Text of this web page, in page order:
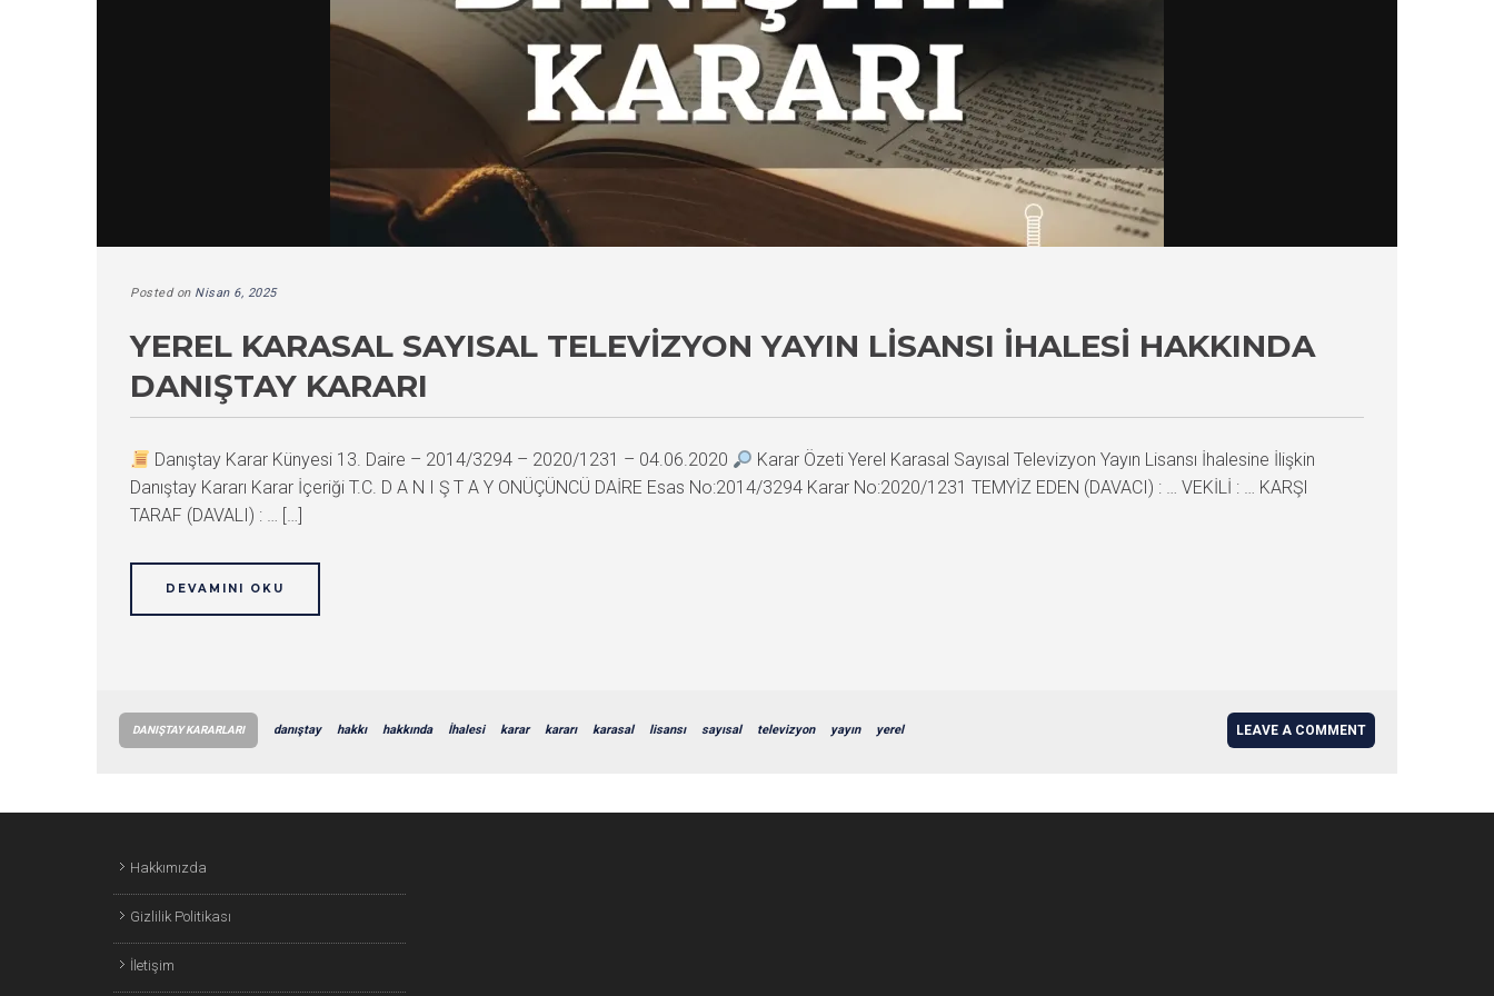
Posted on Nisan 6, 2025
YEREL KARASAL SAYISAL TELEVIZYON YAYIN LISANSI İHALESI HAKKINDA
DANIŞTAY KARARI
Danıştay Karar Künyesi 13. Daire – 2014/3294 – 2020/1231 – 04.06.2020
Karar Özeti Yerel Karasal Sayısal Televizyon Yayın Lisansı İhalesine İlişkin
Danıştay Kararı Karar İçeriği T.C. D A N I Ş T A Y ONÜÇÜNCÜ DAİRE Esas No:2014/3294 Karar No:2020/1231 TEMYİZ EDEN (DAVACI) : … VEKİLİ : … KARŞI
TARAF (DAVALI) : … […]
DEVAMINI OKU
DANIŞTAY KARARLARI danıştay hakkı hakkında İhalesi karar kararı karasal lisansı sayısal televizyon yayın yerel LEAVE A COMMENT
Hakkımızda
Gizlilik Politikası
İletişim